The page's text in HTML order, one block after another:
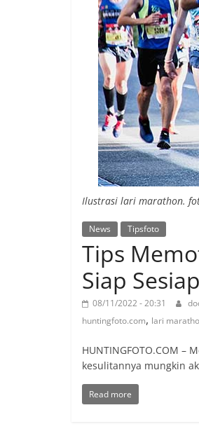
Ilustrasi lari marathon.
News Tipsfoto
Tips
Siap
08/11/2022 - 20:31
huntingfoto.com, lari
HUNTINGFOTO.COM
kesulitannya mungkin
Read more